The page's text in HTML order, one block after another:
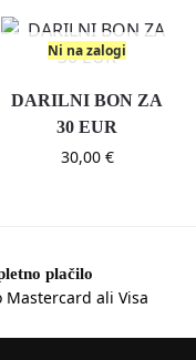
Ni na zalogi
DARILNI BON ZA
30 EUR
30,00 €
plačilo
Mastercard ali Visa